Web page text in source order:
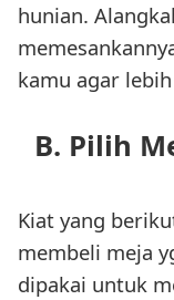
hunian.
kamu agar
B. Pilih
Kiat yang
membeli meja
dipakai untuk